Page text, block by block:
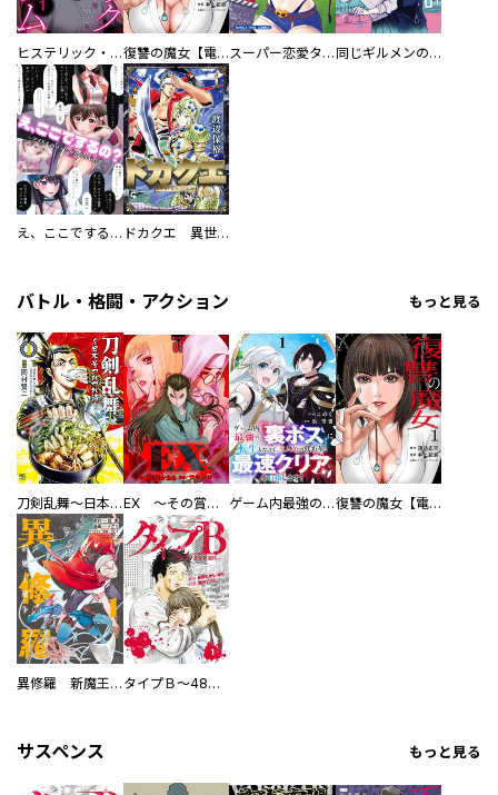
ヒステリック・ハーレム～搾られる男と堕ちる女～【電子単行本版】 復讐の魔女【電子単行本版】 スーパー恋愛タイム！～現場でドＳな彼女は自宅でデレる～ 同じギルメンの声が好き
え、ここでするの？ アイドルのファンが知らない日常 ドカクエ 異世界ドカコッククエスト
バトル・格闘・アクション もっと見る
刀剣乱舞～日本号つれづれ酒～ EX ～その賞金稼ぎは、世界の出口を探す～【単行本版】 ゲーム内最強の『裏ボス』に転生したので、主人公の代わりに最速クリアを目指します！【電子単行本版】 復讐の魔女【電子単行本版】
異修羅 新魔王戦争 タイプＢ～48時間後、致死率100％～【単話】
サスペンス もっと見る